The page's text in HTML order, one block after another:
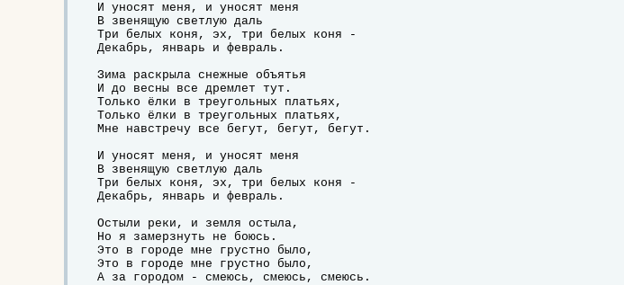
И уносят меня, и уносят меня
В звенящую светлую даль
Три белых коня, эх, три белых коня -
Декабрь, январь и февраль.
Зима раскрыла снежные объятья
И до весны все дремлет тут.
Только ёлки в треугольных платьях,
Только ёлки в треугольных платьях,
Мне навстречу все бегут, бегут, бегут.
И уносят меня, и уносят меня
В звенящую светлую даль
Три белых коня, эх, три белых коня -
Декабрь, январь и февраль.
Остыли реки, и земля остыла,
Но я замерзнуть не боюсь.
Это в городе мне грустно было,
Это в городе мне грустно было,
А за городом - смеюсь, смеюсь, смеюсь.